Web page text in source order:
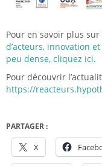
Pour en savoir plus sur
d’acteurs, innovation
peu dense, cliquez ici.
Pour découvrir
https://
PARTAGER :
X